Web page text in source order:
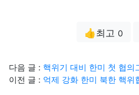
👍최고 0
다음 글 : 핵위기 대비 한미 첫 협의
이전 글 : 억제 강화 한미 북한 핵위